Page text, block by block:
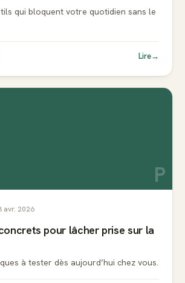
qui bloquent votre quotidien sans le
Lire→
P
avr. 2026
pour lâcher prise sur la
à tester dès aujourd’hui chez vous.